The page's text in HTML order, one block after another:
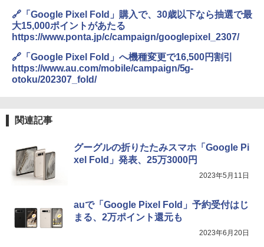
🔗「Google Pixel Fold」購入で、30歳以下なら抽選で最
大15,000ポイントがあたる
https://www.ponta.jp/c/campaign/googlepixel_2307/
🔗「Google Pixel Fold」へ機種変更で16,500円割引
https://www.au.com/mobile/campaign/5g-
otoku/202307_fold/
関連記事
グーグルの折りたたみスマホ「Google Pi
xel Fold」発表、25万3000円
2023年5月11日
auで「Google Pixel Fold」予約受付はじ
まる、2万ポイント還元も
2023年6月20日